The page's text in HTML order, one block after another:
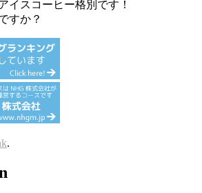
イスコーヒー格別です！
すか？
.